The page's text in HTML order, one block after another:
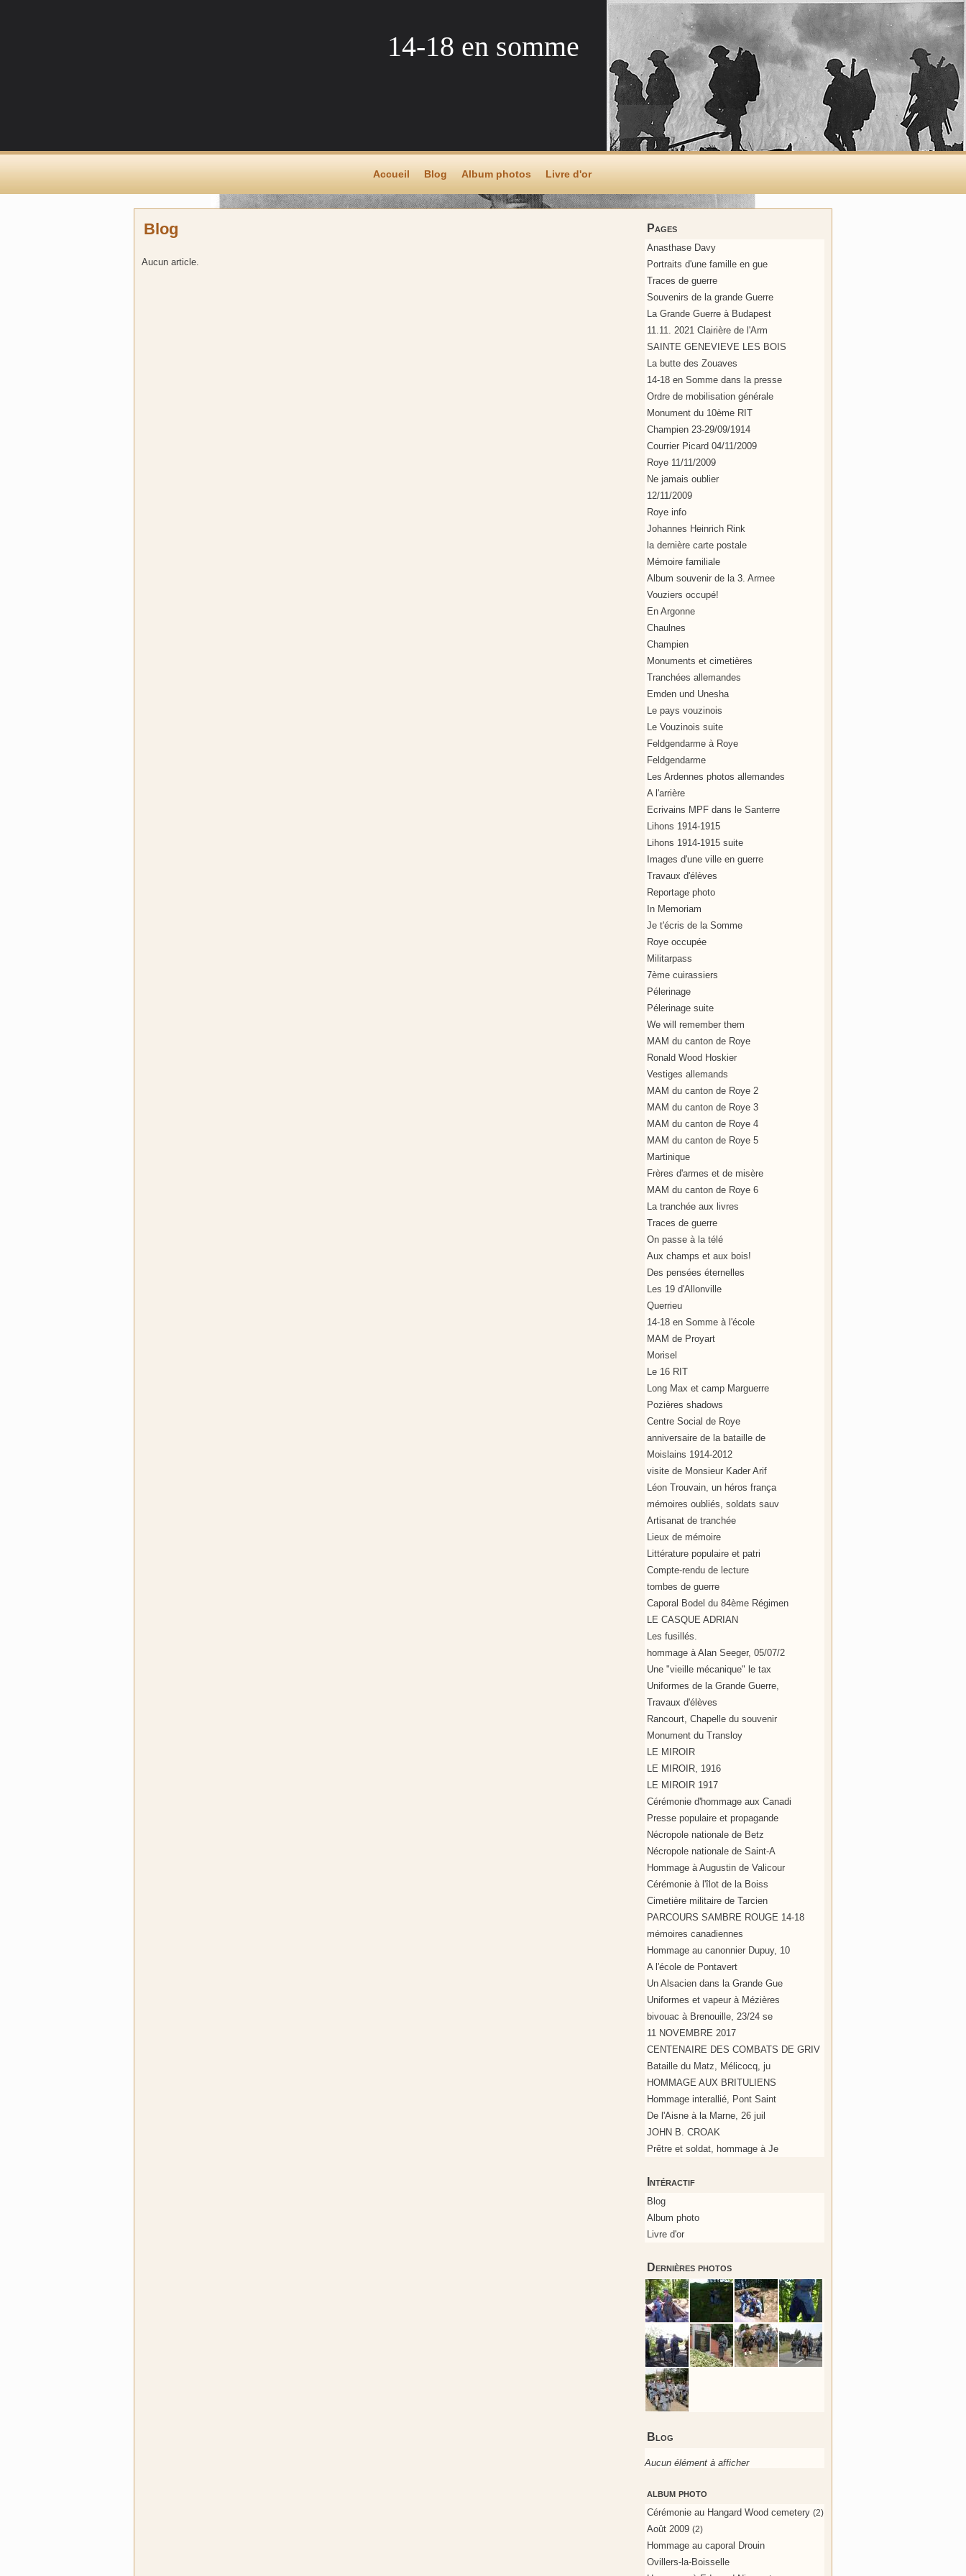
14-18 en somme
Accueil Blog Album photos Livre d'or
Pages
Anasthase Davy
Portraits d'une famille en gue
Traces de guerre
Souvenirs de la grande Guerre
La Grande Guerre à Budapest
11.11. 2021 Clairière de l'Arm
SAINTE GENEVIEVE LES BOIS
La butte des Zouaves
14-18 en Somme dans la presse
Ordre de mobilisation générale
Monument du 10ème RIT
Champien 23-29/09/1914
Courrier Picard 04/11/2009
Roye 11/11/2009
Ne jamais oublier
12/11/2009
Roye info
Johannes Heinrich Rink
la dernière carte postale
Mémoire familiale
Album souvenir de la 3. Armee
Vouziers occupé!
En Argonne
Chaulnes
Champien
Monuments et cimetières
Tranchées allemandes
Emden und Unesha
Le pays vouzinois
Le Vouzinois suite
Feldgendarme à Roye
Feldgendarme
Les Ardennes photos allemandes
A l'arrière
Ecrivains MPF dans le Santerre
Lihons 1914-1915
Lihons 1914-1915 suite
Images d'une ville en guerre
Travaux d'élèves
Reportage photo
In Memoriam
Je t'écris de la Somme
Roye occupée
Militarpass
7ème cuirassiers
Pélerinage
Pélerinage suite
We will remember them
MAM du canton de Roye
Ronald Wood Hoskier
Vestiges allemands
MAM du canton de Roye 2
MAM du canton de Roye 3
MAM du canton de Roye 4
MAM du canton de Roye 5
Martinique
Frères d'armes et de misère
MAM du canton de Roye 6
La tranchée aux livres
Traces de guerre
On passe à la télé
Aux champs et aux bois!
Des pensées éternelles
Les 19 d'Allonville
Querrieu
14-18 en Somme à l'école
MAM de Proyart
Morisel
Le 16 RIT
Long Max et camp Marguerre
Pozières shadows
Centre Social de Roye
anniversaire de la bataille de
Moislains 1914-2012
visite de Monsieur Kader Arif
Léon Trouvain, un héros frança
mémoires oubliés, soldats sauv
Artisanat de tranchée
Lieux de mémoire
Littérature populaire et patri
Compte-rendu de lecture
tombes de guerre
Caporal Bodel du 84ème Régimen
LE CASQUE ADRIAN
Les fusillés.
hommage à Alan Seeger, 05/07/2
Une "vieille mécanique" le tax
Uniformes de la Grande Guerre,
Travaux d'élèves
Rancourt, Chapelle du souvenir
Monument du Transloy
LE MIROIR
LE MIROIR, 1916
LE MIROIR 1917
Cérémonie d'hommage aux Canadi
Presse populaire et propagande
Nécropole nationale de Betz
Nécropole nationale de Saint-A
Hommage à Augustin de Valicour
Cérémonie à l'îlot de la Boiss
Cimetière militaire de Tarcien
PARCOURS SAMBRE ROUGE 14-18
mémoires canadiennes
Hommage au canonnier Dupuy, 10
A l'école de Pontavert
Un Alsacien dans la Grande Gue
Uniformes et vapeur à Mézières
bivouac à Brenouille, 23/24 se
11 NOVEMBRE 2017
CENTENAIRE DES COMBATS DE GRIV
Bataille du Matz, Mélicocq, ju
HOMMAGE AUX BRITULIENS
Hommage interallié, Pont Saint
De l'Aisne à la Marne, 26 juil
JOHN B. CROAK
Prêtre et soldat, hommage à Je
Intéractif
Blog
Album photo
Livre d'or
Dernières photos
Blog
Aucun élément à afficher
album photo
Cérémonie au Hangard Wood cemetery (2)
Août 2009 (2)
Hommage au caporal Drouin
Ovillers-la-Boisselle
Blog
Aucun article.